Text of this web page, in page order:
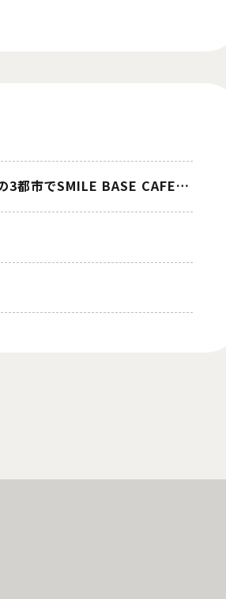
TVアニメ『ライザのアトリエ』コラボカフェが東京(池袋)・愛知(名古屋)・大阪(心斎橋)の3都市でSMILE BASE CAFEにて開催決定！